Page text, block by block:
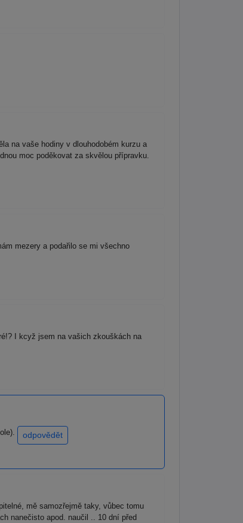
na vaše hodiny v dlouhodobém kurzu a
moc poděkovat za skvělou přípravku.
mezery a podařilo se mi všechno
I kcyž jsem na vašich zkouškách na
odpovědět
mě samozřejmě taky, vůbec tomu
nanečisto apod. naučil .. 10 dní před